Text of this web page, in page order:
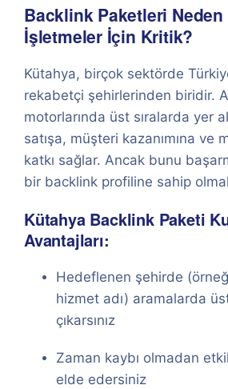
Backlink Paketleri Neden
İşletmeler İçin Kritik?
Kütahya, birçok sektörde
rekabetçi şehirlerinden biridir.
motorlarında üst sıralarda yer
satışa, müşteri kazanımına ve
katkı sağlar. Ancak bunu
bir backlink profiline sahip
Kütahya Backlink Paketi
Avantajları:
Hedeflenen şehirde
hizmet adı) aramalarda
çıkarsınız
Zaman kaybı olmadan
elde edersiniz